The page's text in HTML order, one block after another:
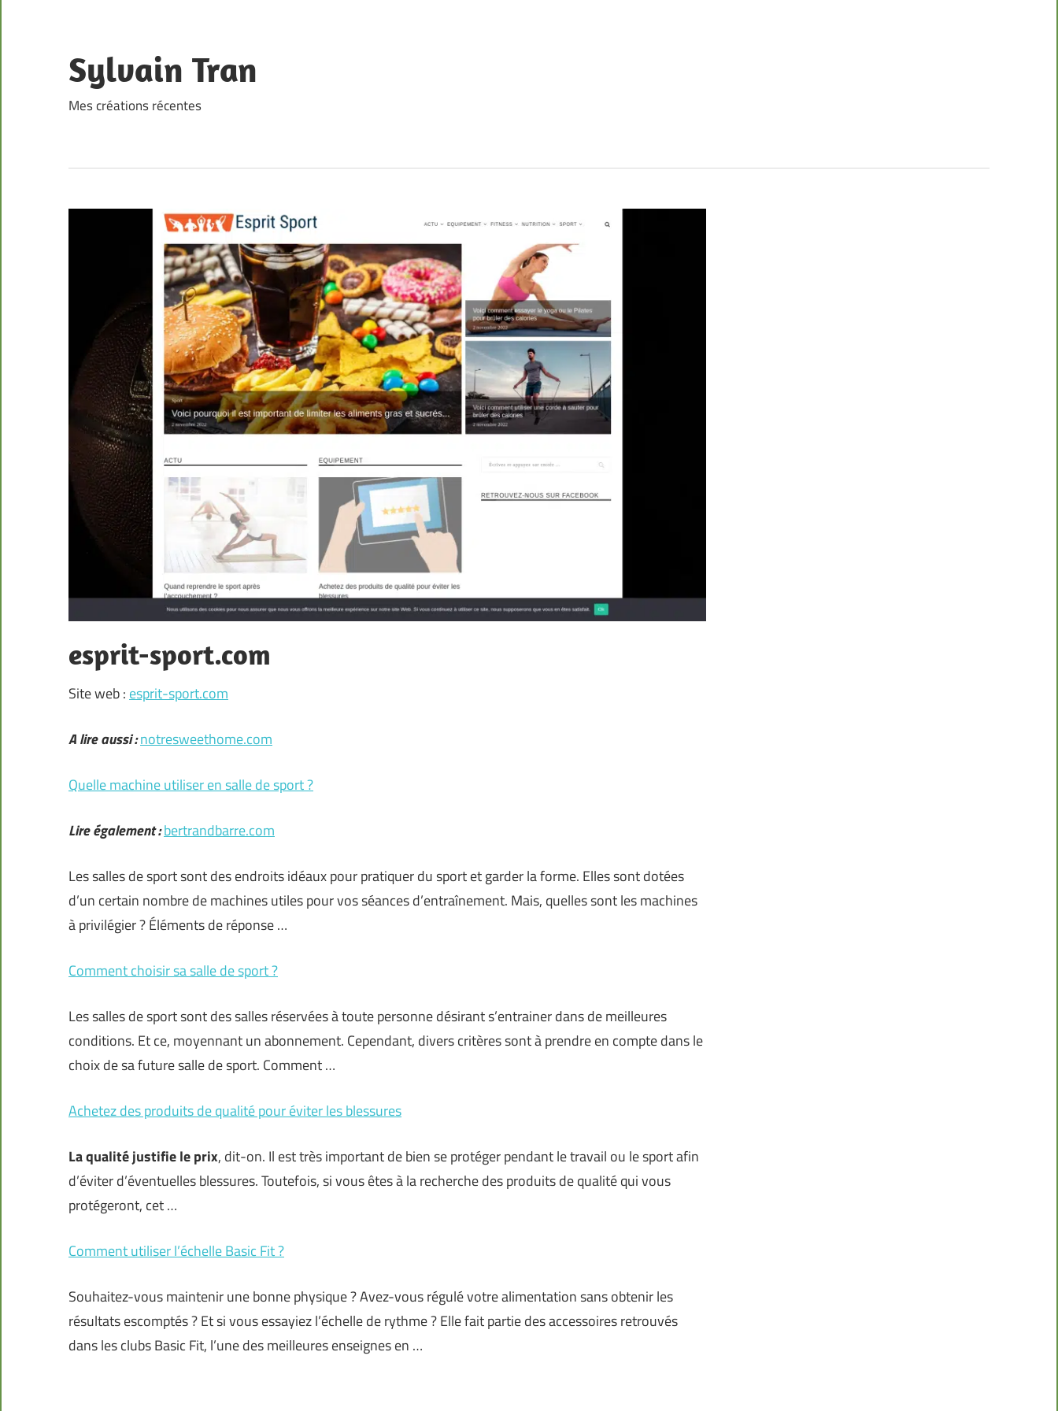
content
Sylvain Tran
Mes créations récentes
esprit-sport.com
Site web : esprit-sport.com
A lire aussi :notresweethome.com
Quelle machine utiliser en salle de sport ?
Lire également :bertrandbarre.com
Les salles de sport sont des endroits idéaux pour pratiquer du sport et garder la forme. Elles sont dotées
d’un certain nombre de machines utiles pour vos séances d’entraînement. Mais, quelles sont les machines
à privilégier ? Éléments de réponse …
Comment choisir sa salle de sport ?
Les salles de sport sont des salles réservées à toute personne désirant s’entrainer dans de meilleures
conditions. Et ce, moyennant un abonnement. Cependant, divers critères sont à prendre en compte dans le
choix de sa future salle de sport. Comment …
Achetez des produits de qualité pour éviter les blessures
La qualité justifie le prix, dit-on. Il est très important de bien se protéger pendant le travail ou le sport afin
d’éviter d’éventuelles blessures. Toutefois, si vous êtes à la recherche des produits de qualité qui vous
protégeront, cet …
Comment utiliser l’échelle Basic Fit ?
Souhaitez-vous maintenir une bonne physique ? Avez-vous régulé votre alimentation sans obtenir les
résultats escomptés ? Et si vous essayiez l’échelle de rythme ? Elle fait partie des accessoires retrouvés
dans les clubs Basic Fit, l’une des meilleures enseignes en …